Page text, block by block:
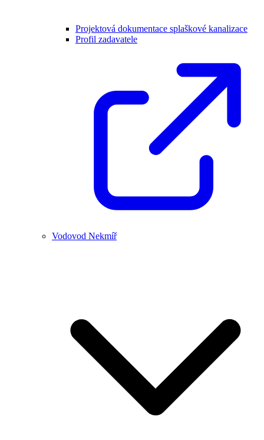
Projektová dokumentace splaškové kanalizace
Profil zadavatele
Vodovod Nekmíř